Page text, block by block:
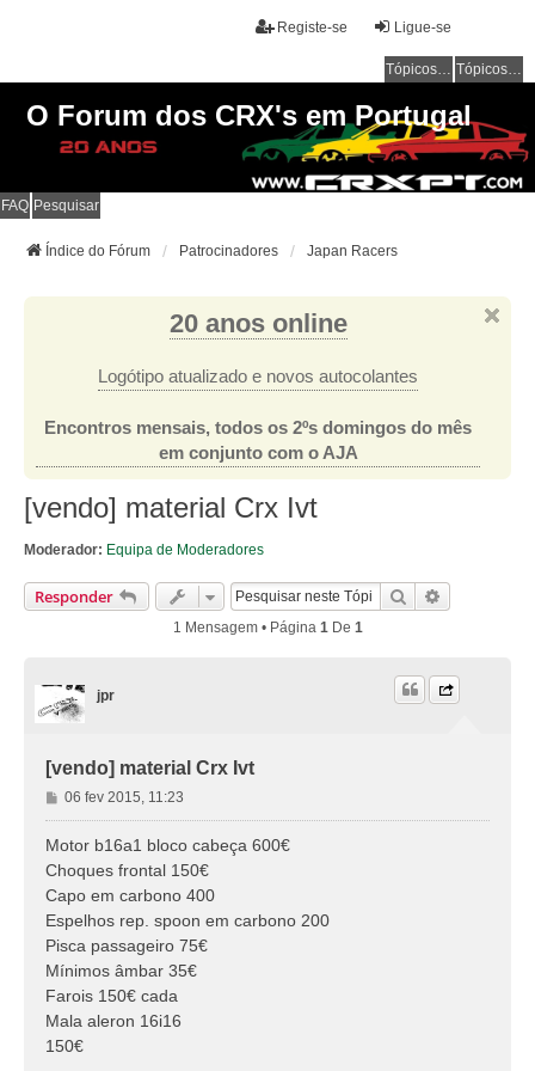
Ligue-se
Registe-se
Tópicos sem resposta Tópicos ativos
O Forum dos CRX's em Portugal
FAQ Pesquisar
Índice do Fórum Patrocinadores Japan Racers
20 anos online
Logótipo atualizado e novos autocolantes
Encontros mensais, todos os 2ºs domingos do mês
em conjunto com o AJA
[vendo] material Crx Ivt
Moderador: Equipa de Moderadores
Responder Pesquisar
1 Mensagem • Página 1De 1
jpr
[vendo] material Crx Ivt
M
e
a
g
e
m
06 fev 2015, 11:23
Motor b16a1 bloco cabeça 600€
Choques frontal 150€
Capo em carbono 400
Espelhos rep. spoon em carbono 200
Pisca passageiro 75€
Mínimos âmbar 35€
Farois 150€ cada
Mala aleron 16i16
150€